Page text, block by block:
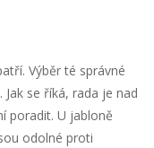
Výběr té správné
se říká, rada je nad
poradit. U jabloně
odolné proti